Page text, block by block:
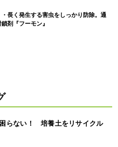
長く発生する害虫をしっかり防除。通
剤『フーモン』
らない！ 培養土をリサイクル